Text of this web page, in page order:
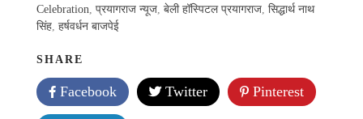
Celebration, प्रयागराज न्यूज, बेली हॉस्पिटल प्रयागराज, सिद्धार्थ नाथ
सिंह, हर्षवर्धन बाजपेई
SHARE
Facebook Twitter Pinterest